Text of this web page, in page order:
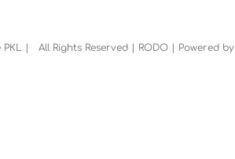
PKL | All Rights Reserved | RODO| Powered by